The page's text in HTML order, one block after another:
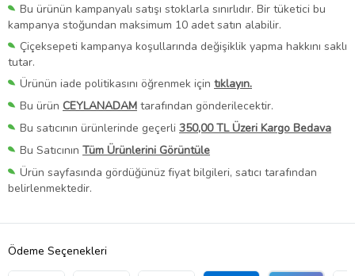
Bu ürünün kampanyalı satışı stoklarla sınırlıdır. Bir tüketici bu
kampanya stoğundan maksimum 10 adet satın alabilir.
Çiçeksepeti kampanya koşullarında değişiklik yapma hakkını saklı
tutar.
Ürünün iade politikasını öğrenmek için tıklayın.
Bu ürün CEYLANADAM tarafından gönderilecektir.
Bu satıcının ürünlerinde geçerli 350,00 TL Üzeri Kargo Bedava
Bu Satıcının Tüm Ürünlerini Görüntüle
Ürün sayfasında gördüğünüz fiyat bilgileri, satıcı tarafından
belirlenmektedir.
Ödeme Seçenekleri